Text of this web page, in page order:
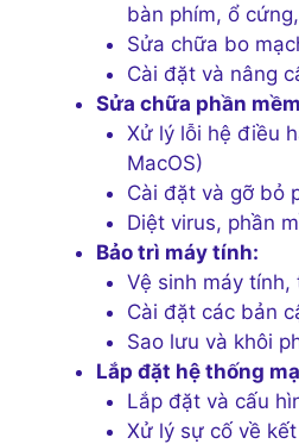
bàn phím, ổ
Sửa chữa bo
Cài đặt và nâng
Sửa chữa phần
Xử lý lỗi hệ điều
MacOS)
Cài đặt và gỡ bỏ
Diệt virus, phần
Bảo trì máy tính:
Vệ sinh máy
Cài đặt các bản
Sao lưu và khôi
Lắp đặt hệ thống
Lắp đặt và cấu
Xử lý sự cố về